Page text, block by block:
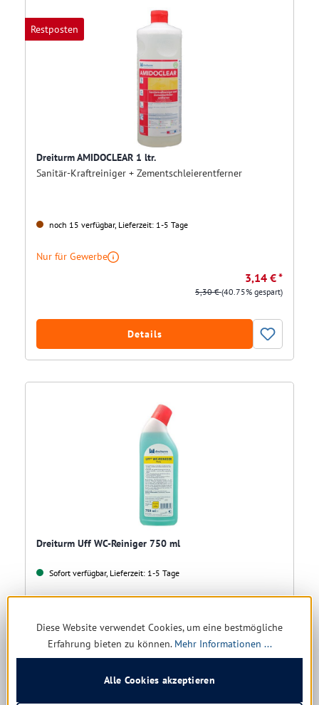
Restposten
Dreiturm AMIDOCLEAR 1 ltr.
Sanitär-Kraftreiniger + Zementschleierentferner
noch 15 verfügbar, Lieferzeit: 1-5 Tage
Nur für Gewerbe
3,14 € *
5,30 €(40.75% gespart)
Details
Dreiturm Uff WC-Reiniger 750 ml
Sofort verfügbar, Lieferzeit: 1-5 Tage
5,37 € (38.18% gespart)
4,43 € * / 1 Liter
Diese Website verwendet Cookies, um eine bestmögliche
Erfahrung bieten zu können. Mehr Informationen ...
Alle Cookies akzeptieren